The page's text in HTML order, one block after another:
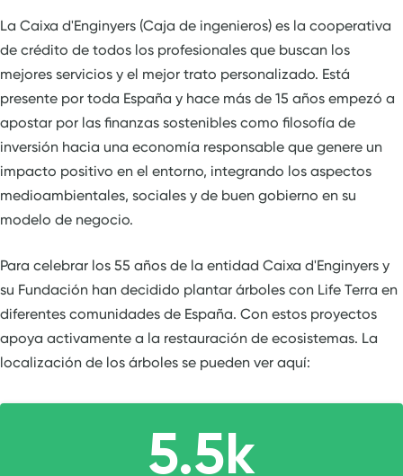
La Caixa d'Enginyers (Caja de ingenieros) es la cooperativa
de crédito de todos los profesionales que buscan los
mejores servicios y el mejor trato personalizado. Está
presente por toda España y hace más de 15 años empezó a
apostar por las finanzas sostenibles como filosofía de
inversión hacia una economía responsable que genere un
impacto positivo en el entorno, integrando los aspectos
medioambientales, sociales y de buen gobierno en su
modelo de negocio.
Para celebrar los 55 años de la entidad Caixa d'Enginyers y
su Fundación han decidido plantar árboles con Life Terra en
diferentes comunidades de España. Con estos proyectos
apoya activamente a la restauración de ecosistemas. La
localización de los árboles se pueden ver aquí: